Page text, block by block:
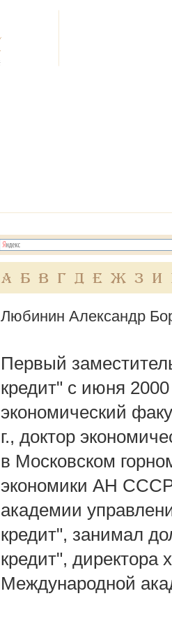
А Б В Г Д Е Ж З И
Любинин Александр
Первый
кредит" с июня
экономический
г., доктор
в Московском
экономики АН
академии
кредит", занимал
кредит", директора
Международной